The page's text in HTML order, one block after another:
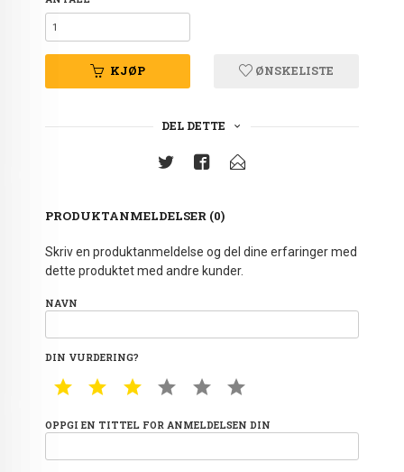
KJØP ØNSKELISTE
DEL DETTE
PRODUKTANMELDELSER (0)
Skriv en produktanmeldelse og del dine erfaringer med
dette produktet med andre kunder.
NAVN
DIN VURDERING?
1 STAR2 STAR3 STAR4 STAR5 STAR
OPPGI EN TITTEL FOR ANMELDELSEN DIN